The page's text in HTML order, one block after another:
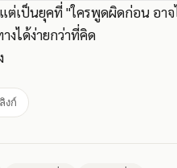
เป็นยุคที่ "ใครพูดผิดก่อน อา
งได้ง่ายกว่าที่คิด
งก์